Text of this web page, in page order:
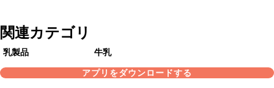
関連カテゴリ
乳製品
牛乳
アプリをダウンロードする